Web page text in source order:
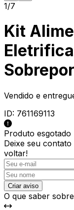
1/7
Kit
Vendido e
ID: 761169113
Produto esgotado
Deixe seu contato
voltar!
Criar aviso
O que saber